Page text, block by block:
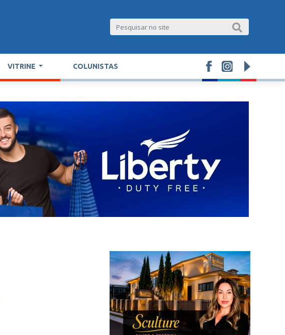
VITRINE COLUNISTAS